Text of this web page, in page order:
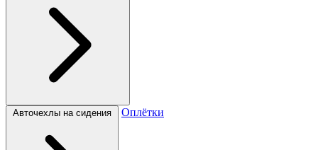
Авточехлы на сидения Оплётки